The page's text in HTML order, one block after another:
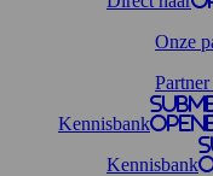
Onze
Kennisbank
Kennisbank